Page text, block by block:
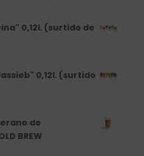
0,12l. (surtido de
0,12l. (surtido
de
BREW